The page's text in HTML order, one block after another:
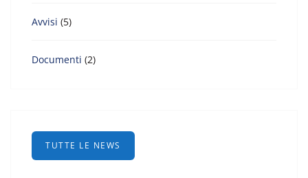
Avvisi (5)
Documenti (2)
TUTTE LE NEWS